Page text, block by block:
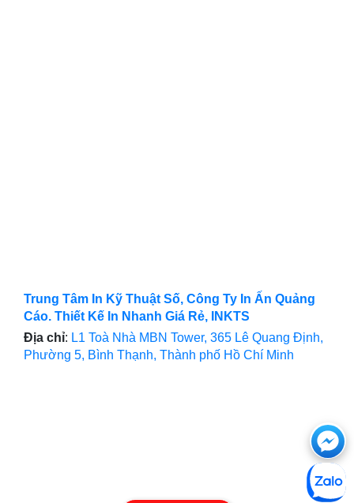
Trung Tâm In Kỹ Thuật Số, Công Ty In Ấn Quảng
Cáo. Thiết Kế In Nhanh Giá Rẻ, INKTS
Địa chỉ: L1 Toà Nhà MBN Tower, 365 Lê Quang Định,
Phường 5, Bình Thạnh, Thành phố Hồ Chí Minh
với